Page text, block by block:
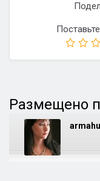
Размещено